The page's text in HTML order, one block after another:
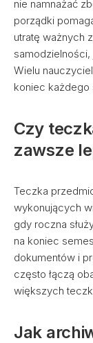
nie namnażać
porządki
utratę ważnych
samodzielności,
Wielu
koniec każdego
Czy
zawsze
Teczka
wykonujących
gdy roczna
na koniec
dokumentów i
często łączą
większych
Jak